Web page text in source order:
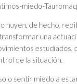
huyen, de hecho,
una
estudiados,
de la situación.
sentir miedo a